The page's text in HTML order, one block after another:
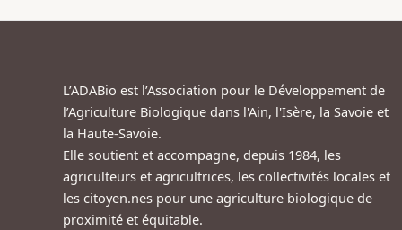
L’ADABio est l’Association pour le Développement de
l’Agriculture Biologique dans l'Ain, l'Isère, la Savoie et
la Haute-Savoie.
Elle soutient et accompagne, depuis 1984, les
agriculteurs et agricultrices, les collectivités locales et
les citoyen.nes pour une agriculture biologique de
proximité et équitable.